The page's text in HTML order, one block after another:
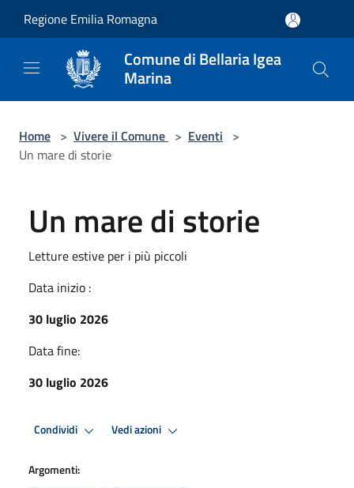
Regione Emilia Romagna
Comune di Bellaria Igea
Marina
Home > Vivere il Comune > Eventi >
Un mare di storie
Un mare di storie
Letture estive per i più piccoli
Data inizio :
30 luglio 2026
Data fine:
30 luglio 2026
Condividi Vedi azioni
Argomenti: